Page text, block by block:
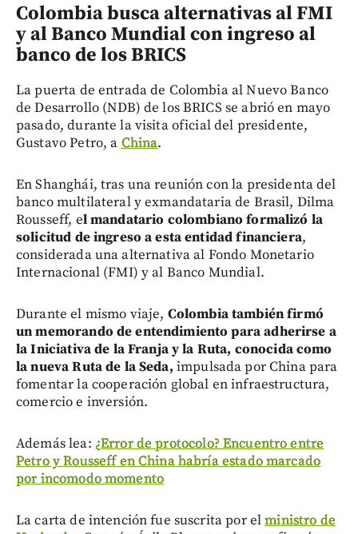
Colombia busca alternativas al FMI
y al Banco Mundial con ingreso al
banco de los BRICS
La puerta de entrada de Colombia al Nuevo Banco
de Desarrollo (NDB) de los BRICS se abrió en mayo
pasado, durante la visita oficial del presidente,
Gustavo Petro, a China.
En Shanghái, tras una reunión con la presidenta del
banco multilateral y exmandataria de Brasil, Dilma
Rousseff, el mandatario colombiano formalizó la
solicitud de ingreso a esta entidad financiera,
considerada una alternativa al Fondo Monetario
Internacional (FMI) y al Banco Mundial.
Durante el mismo viaje, Colombia también firmó
un memorando de entendimiento para adherirse a
la Iniciativa de la Franja y la Ruta, conocida como
la nueva Ruta de la Seda, impulsada por China para
fomentar la cooperación global en infraestructura,
comercio e inversión.
Además lea: ¿Error de protocolo? Encuentro entre
Petro y Rousseff en China habría estado marcado
por incomodo momento
La carta de intención fue suscrita por elministro de